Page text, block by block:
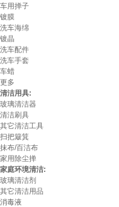
车用掸子
镀膜
洗车海绵
镀晶
洗车配件
洗车手套
车蜡
更多
清洁用具:
玻璃清洁器
清洁刷具
其它清洁工具
扫把簸箕
抹布/百洁布
家用除尘掸
家庭环境清洁:
玻璃清洁剂
其它清洁用品
消毒液